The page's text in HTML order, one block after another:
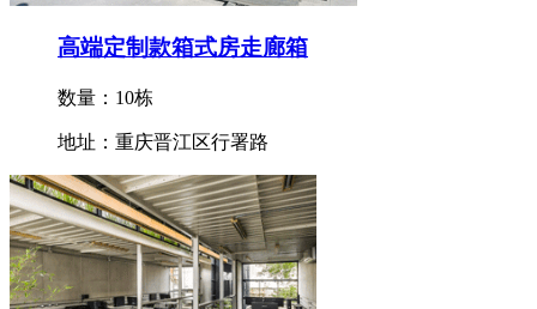
高端定制款箱式房走廊箱
数量：10栋
地址：重庆晋江区行署路